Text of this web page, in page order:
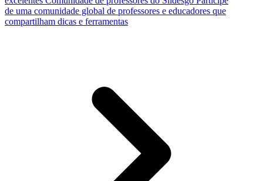
de uma comunidade global de professores e educadores que
compartilham dicas e ferramentas